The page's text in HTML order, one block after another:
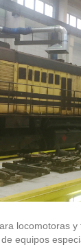
locomotoras y
equipos